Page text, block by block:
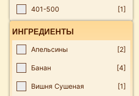
401-500 [1]
ИНГРЕДИЕНТЫ
Апельсины [2]
Банан [4]
Вишня Сушеная [1]